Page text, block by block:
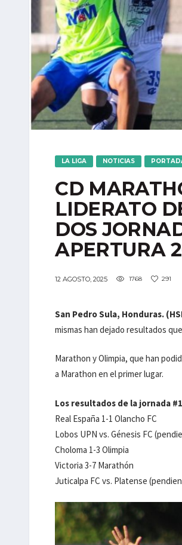
LA LIGA NOTICIAS
CD
LIDERATO
DOS
APERTURA
12 AGOSTO, 2025 1768 291
San Pedro Sula, Honduras.
mismas han dejado resultados
Marathon y Olimpia, que han
a Marathon en el primer lugar.
Los resultados de la jornada
Real España 1-1 Olancho FC
Lobos UPN vs. Génesis FC
Choloma 1-3 Olimpia
Victoria 3-7 Marathón
Juticalpa FC vs. Platense